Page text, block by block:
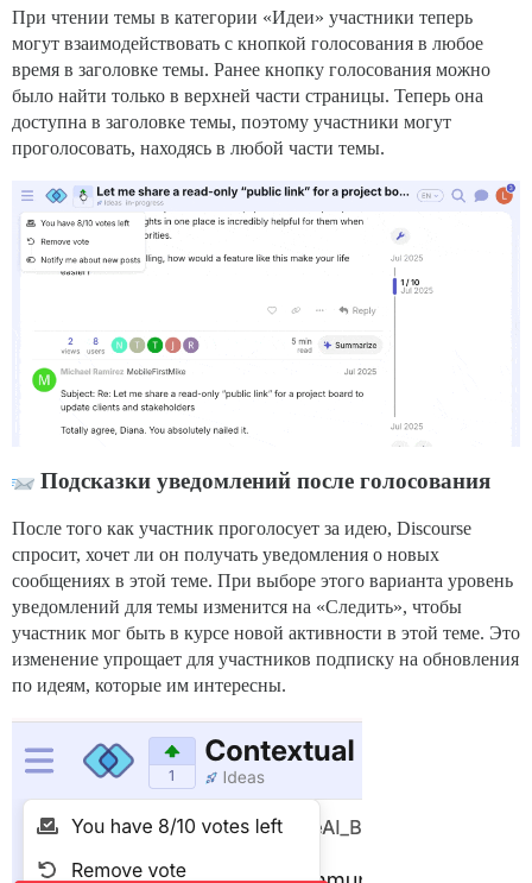
При чтении темы в категории «Идеи» участники теперь
могут взаимодействовать с кнопкой голосования в любое
время в заголовке темы. Ранее кнопку голосования можно
было найти только в верхней части страницы. Теперь она
доступна в заголовке темы, поэтому участники могут
проголосовать, находясь в любой части темы.
Подсказки уведомлений после голосования
После того как участник проголосует за идею, Discourse
спросит, хочет ли он получать уведомления о новых
сообщениях в этой теме. При выборе этого варианта уровень
уведомлений для темы изменится на «Следить», чтобы
участник мог быть в курсе новой активности в этой теме. Это
изменение упрощает для участников подписку на обновления
по идеям, которые им интересны.